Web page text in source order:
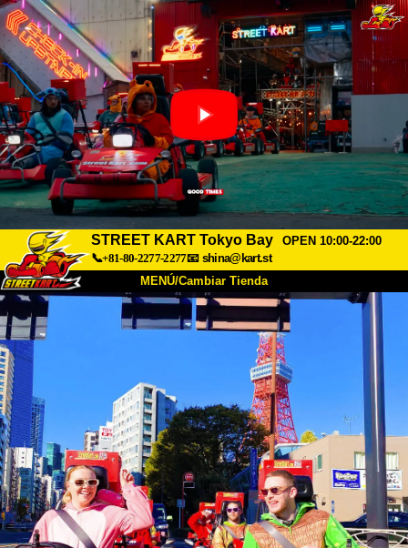
STREET KART Tokyo Bay
OPEN 10:00-22:00
📞+81-80-2277-2277📧 shina@kart.st
MENÚ/Cambiar Tienda
INICIO
Preguntas Frecuentes
Empresa Reservas
Cambiar Tienda
Tokyo Shinagawa Tokyo Akihabara#1
Tokyo Akihabara#2 Tokyo Shibuya
Tokyo Shibuya Annex Tokyo Bay